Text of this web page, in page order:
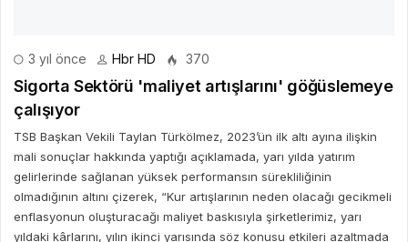
kullanacaklar” dedi.
DEVAMINI OKU
4 yıl önce Hbr HD 378
TUBE & STEEL İstanbul 2. Boru, Profil, Tel, Çelik,